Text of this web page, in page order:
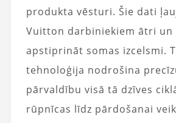
produkta vēsturi. Šie dati
Vuitton darbiniekiem ātri un
apstiprināt somas izcelsmi.
tehnoloģija nodrošina
pārvaldību visā tā dzīves
rūpnīcas līdz pārdošanai